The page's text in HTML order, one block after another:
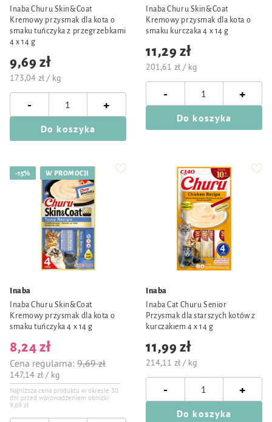
Inaba Churu Skin&Coat
Kremowy przysmak dla kota o
smaku tuńczyka z przegrzebkami
4 x 14 g
9,69 zł
173,04 zł / kg
- +
Do koszyka
Inaba Churu Skin&Coat
Kremowy przysmak dla kota o
smaku kurczaka 4 x 14 g
11,29 zł
201,61 zł / kg
- +
Do koszyka
-15% W PROMOCJI
Inaba
Inaba Churu Skin&Coat
Kremowy przysmak dla kota o
smaku tuńczyka 4 x 14 g
Cena regularna: 9,69 zł
8,24 zł
Najniższa cena produktu w okresie 30
dni przed wprowadzeniem obniżki:
9,69 zł
147,14 zł / kg
Inaba
Inaba Cat Churu Senior
Przysmak dla starszych kotów z
kurczakiem 4 x 14 g
11,99 zł
214,11 zł / kg
- +
Do koszyka